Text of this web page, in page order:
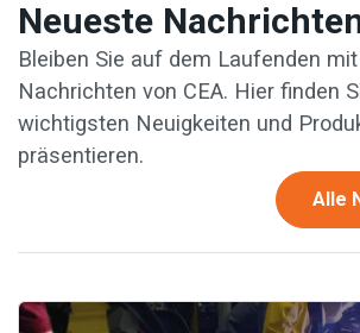
Neueste
Bleiben Sie auf dem Laufenden
Nachrichten von CEA. Hier finden
wichtigsten Neuigkeiten und
präsentieren.
Alle